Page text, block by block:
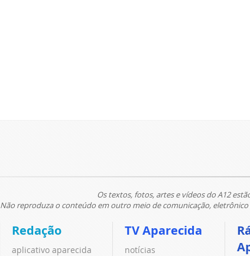
Os textos, fotos, artes e vídeos do A12
Não reproduza o conteúdo em outro meio de comunicação,
Redação
aplicativo aparecida
TV Aparecida
notícias